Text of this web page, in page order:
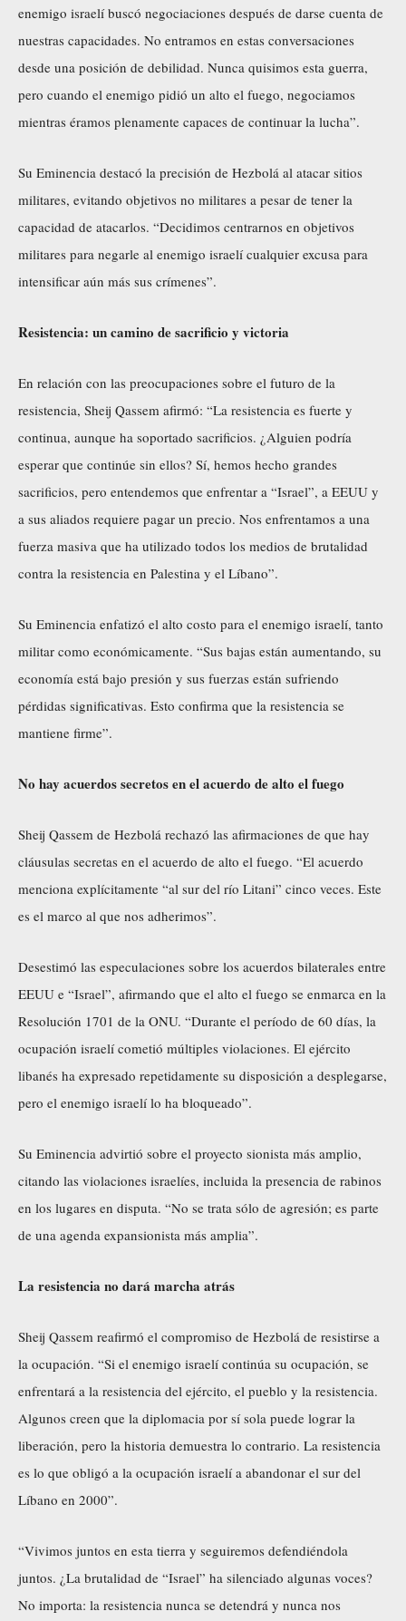
enemigo israelí buscó negociaciones después de darse cuenta de
nuestras capacidades. No entramos en estas conversaciones
desde una posición de debilidad. Nunca quisimos esta guerra,
pero cuando el enemigo pidió un alto el fuego, negociamos
mientras éramos plenamente capaces de continuar la lucha”.
Su Eminencia destacó la precisión de Hezbolá al atacar sitios
militares, evitando objetivos no militares a pesar de tener la
capacidad de atacarlos. “Decidimos centrarnos en objetivos
militares para negarle al enemigo israelí cualquier excusa para
intensificar aún más sus crímenes”.
Resistencia: un camino de sacrificio y victoria
En relación con las preocupaciones sobre el futuro de la
resistencia, Sheij Qassem afirmó: “La resistencia es fuerte y
continua, aunque ha soportado sacrificios. ¿Alguien podría
esperar que continúe sin ellos? Sí, hemos hecho grandes
sacrificios, pero entendemos que enfrentar a “Israel”, a EEUU y
a sus aliados requiere pagar un precio. Nos enfrentamos a una
fuerza masiva que ha utilizado todos los medios de brutalidad
contra la resistencia en Palestina y el Líbano”.
Su Eminencia enfatizó el alto costo para el enemigo israelí, tanto
militar como económicamente. “Sus bajas están aumentando, su
economía está bajo presión y sus fuerzas están sufriendo
pérdidas significativas. Esto confirma que la resistencia se
mantiene firme”.
No hay acuerdos secretos en el acuerdo de alto el fuego
Sheij Qassem de Hezbolá rechazó las afirmaciones de que hay
cláusulas secretas en el acuerdo de alto el fuego. “El acuerdo
menciona explícitamente “al sur del río Litani” cinco veces. Este
es el marco al que nos adherimos”.
Desestimó las especulaciones sobre los acuerdos bilaterales entre
EEUU e “Israel”, afirmando que el alto el fuego se enmarca en la
Resolución 1701 de la ONU. “Durante el período de 60 días, la
ocupación israelí cometió múltiples violaciones. El ejército
libanés ha expresado repetidamente su disposición a desplegarse,
pero el enemigo israelí lo ha bloqueado”.
Su Eminencia advirtió sobre el proyecto sionista más amplio,
citando las violaciones israelíes, incluida la presencia de rabinos
en los lugares en disputa. “No se trata sólo de agresión; es parte
de una agenda expansionista más amplia”.
La resistencia no dará marcha atrás
Sheij Qassem reafirmó el compromiso de Hezbolá de resistirse a
la ocupación. “Si el enemigo israelí continúa su ocupación, se
enfrentará a la resistencia del ejército, el pueblo y la resistencia.
Algunos creen que la diplomacia por sí sola puede lograr la
liberación, pero la historia demuestra lo contrario. La resistencia
es lo que obligó a la ocupación israelí a abandonar el sur del
Líbano en 2000”.
“Vivimos juntos en esta tierra y seguiremos defendiéndola
juntos. ¿La brutalidad de “Israel” ha silenciado algunas voces?
No importa: la resistencia nunca se detendrá y nunca nos